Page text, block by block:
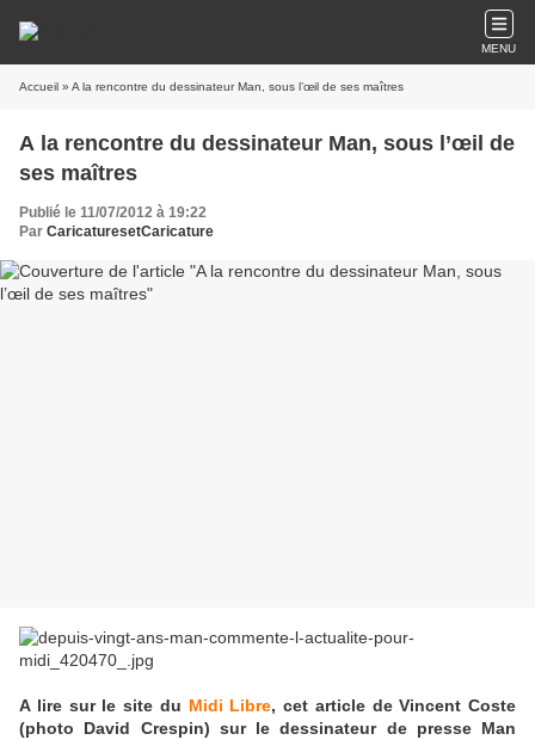
MENU
Accueil » A la rencontre du dessinateur Man, sous l’œil de ses maîtres
A la rencontre du dessinateur Man, sous l’œil de
ses maîtres
Publié le 11/07/2012 à 19:22
Par CaricaturesetCaricature
A lire sur le site du Midi Libre, cet article de Vincent Coste
(photo David Crespin) sur le dessinateur de presse Man